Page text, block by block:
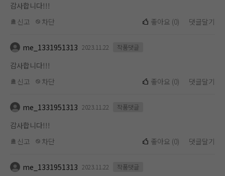
감사합니다!!!
신고
차단 좋아요 (0) 댓글달기
me_1331951313 2023.11.22 작품댓글
감사합니다!!!
신고
차단 좋아요 (0) 댓글달기
me_1331951313 2023.11.22 작품댓글
감사합니다!!!
신고
차단 좋아요 (0) 댓글달기
me_1331951313 2023.11.22 작품댓글